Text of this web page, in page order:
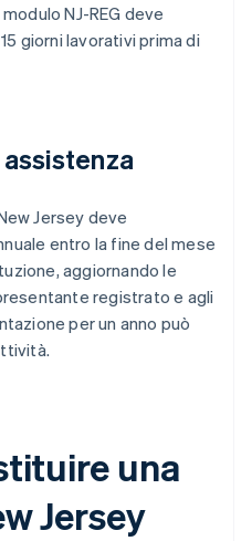
NJ-REG deve
giorni lavorativi prima di
Jersey deve
entro la fine del mese
aggiornando le
registrato e agli
per un anno può
una
Jersey